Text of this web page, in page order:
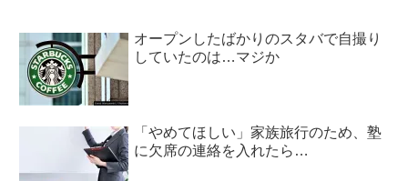
オープンしたばかりのスタバで自撮り
していたのは…マジか
「やめてほしい」家族旅行のため、塾
に欠席の連絡を入れたら…